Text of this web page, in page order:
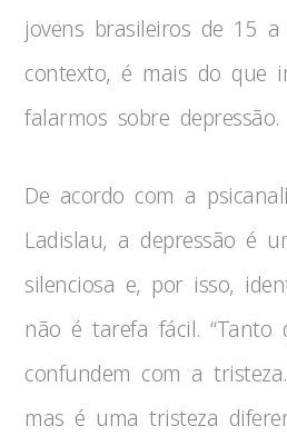
jovens brasileiros de 15 a
contexto, é mais do que
falarmos sobre depressão.
De acordo com a
Ladislau, a depressão é
silenciosa e, por isso,
não é tarefa fácil. “Tanto
confundem com a
mas é uma tristeza